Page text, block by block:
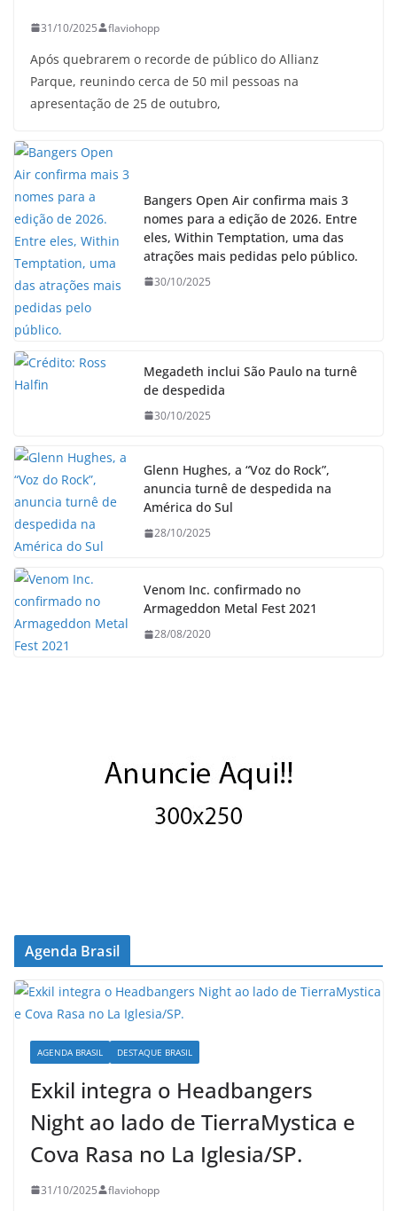
31/10/2025 flaviohopp
Após quebrarem o recorde de público do Allianz
Parque, reunindo cerca de 50 mil pessoas na
apresentação de 25 de outubro,
Bangers Open Air confirma mais 3
nomes para a edição de 2026. Entre
eles, Within Temptation, uma das
atrações mais pedidas pelo público.
30/10/2025
Megadeth inclui São Paulo na turnê
de despedida
30/10/2025
Glenn Hughes, a “Voz do Rock”,
anuncia turnê de despedida na
América do Sul
28/10/2025
Venom Inc. confirmado no
Armageddon Metal Fest 2021
28/08/2020
Agenda Brasil
AGENDA BRASIL DESTAQUE BRASIL
Exkil integra o Headbangers
Night ao lado de TierraMystica e
Cova Rasa no La Iglesia/SP.
31/10/2025 flaviohopp